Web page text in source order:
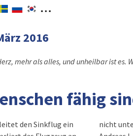
2016
mehr als alles, und unheilbar ist es.
fähig
leitet den Sinkflug ein
nicht